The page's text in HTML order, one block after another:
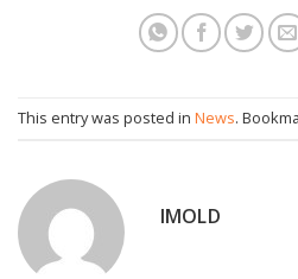
This entry was posted in News.
IMOLD